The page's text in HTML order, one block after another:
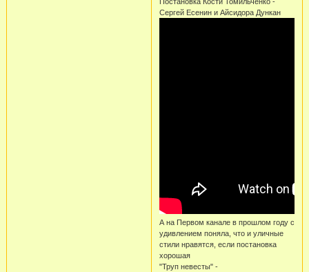
Сергей Есенин и Айсидора Дункан
А на Первом канале в прошлом году с
удивлением поняла, что и уличные
стили нравятся, если постановка
хорошая
"Труп невесты" -